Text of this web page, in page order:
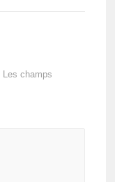
Les champs